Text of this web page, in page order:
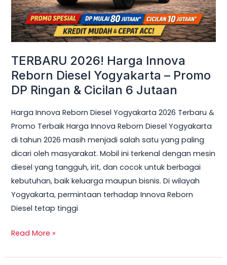
TERBARU 2026! Harga Innova
Reborn Diesel Yogyakarta – Promo
DP Ringan & Cicilan 6 Jutaan
Harga Innova Reborn Diesel Yogyakarta 2026 Terbaru &
Promo Terbaik Harga Innova Reborn Diesel Yogyakarta
di tahun 2026 masih menjadi salah satu yang paling
dicari oleh masyarakat. Mobil ini terkenal dengan mesin
diesel yang tangguh, irit, dan cocok untuk berbagai
kebutuhan, baik keluarga maupun bisnis. Di wilayah
Yogyakarta, permintaan terhadap Innova Reborn
Diesel tetap tinggi
–
Promo
DP
&
Cicilan
6
Read More »